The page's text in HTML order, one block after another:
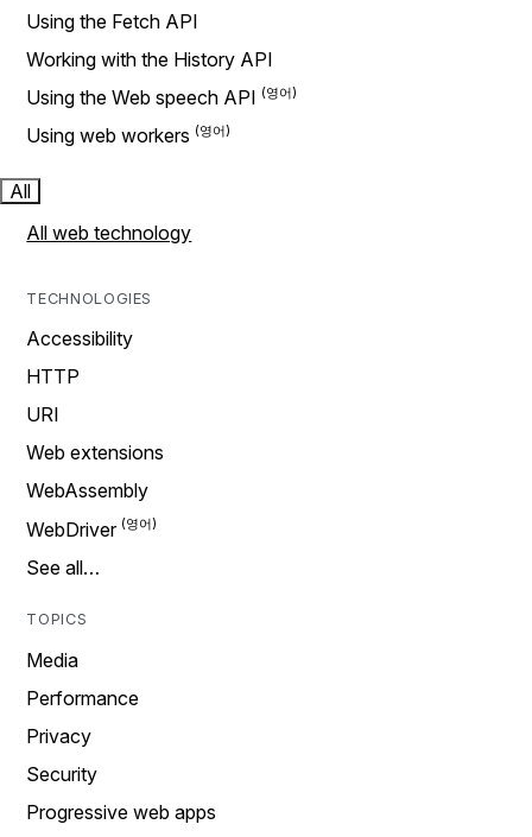
Using the Fetch API
Working with the History API
Using the Web speech API
Using web workers
All
All web technology
TECHNOLOGIES
Accessibility
HTTP
URI
Web extensions
WebAssembly
WebDriver
See all…
TOPICS
Media
Performance
Privacy
Security
Progressive web apps